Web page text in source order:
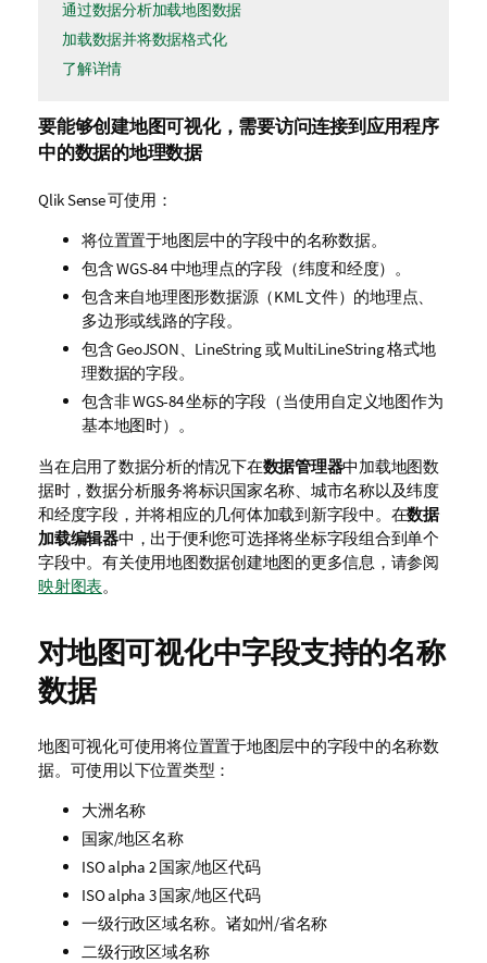
通过数据分析加载地图数据
加载数据并将数据格式化
了解详情
要能够创建地图可视化，需要访问连接到应用程序
中的数据的地理数据
Qlik Sense可使用：
将位置置于地图层中的字段中的名称数据。
包含WGS-84中地理点的字段（纬度和经度）。
包含来自地理图形数据源（KML文件）的地理点、
多边形或线路的字段。
包含GeoJSON、 LineString或MultiLineString格式地
理数据的字段。
包含非WGS-84坐标的字段（当使用自定义地图作为
基本地图时）。
当在启用了数据分析的情况下在数据管理器中加载地图数
据时，数据分析服务将标识国家名称、城市名称以及纬度
和经度字段，并将相应的几何体加载到新字段中。在数据
加载编辑器中，出于便利您可选择将坐标字段组合到单个
字段中。 有关使用地图数据创建地图的更多信息，请参阅
映射图表。
对地图可视化中字段支持的名称
数据
地图可视化可使用将位置置于地图层中的字段中的名称数
据。可使用以下位置类型：
大洲名称
国家/地区名称
ISO alpha 2 国家/地区代码
ISO alpha 3 国家/地区代码
一级行政区域名称。诸如州/省名称
二级行政区域名称